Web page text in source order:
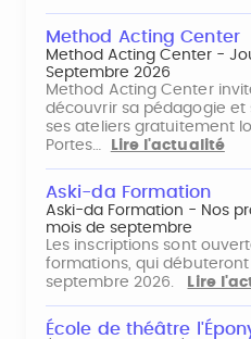
Method Acting Center
Method Acting Center -
Septembre 2026
Method Acting Center
découvrir sa pédagogie et
ses ateliers gratuitement
Portes…
Lire l'actualité
Aski-da Formation
Aski-da Formation - Nos
mois de septembre
Les inscriptions sont
formations, qui débuteront
septembre 2026.
Lire
École de théâtre